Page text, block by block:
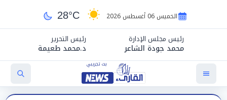
الخميس 06 أغسطس 2026 28°C
رئيس مجلس الإدارة
محمد جودة الشاعر
رئيس التحرير
د.محمد طعيمة